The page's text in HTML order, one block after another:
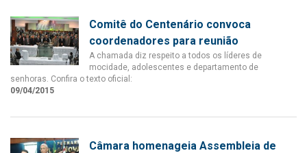
Comitê do Centenário convoca
coordenadores para reunião
A chamada diz respeito a todos os líderes de
mocidade, adolescentes e departamento de
senhoras. Confira o texto oficial:
09/04/2015
Câmara homenageia Assembleia de